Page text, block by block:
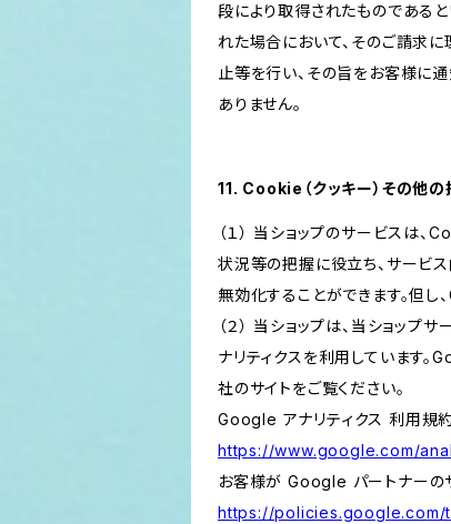
段により取得されたものである
れた場合において、そのご請求
止等を行い、その旨をお客様に
ありません。
11. Cookie（クッキー）その他
（１） 当ショップのサービスは
状況等の把握に役立ち、サービ
無効化することができます。但
（２） 当ショップは、当ショッ
ナリティクスを利用しています
社のサイトをご覧ください。
Google アナリティクス 利用規約
https://www.google.com/
お客様が Google パートナーの
https://